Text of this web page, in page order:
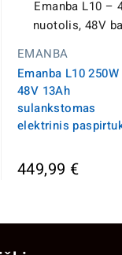
EMANBA
Emanba L10 250W
48V 13Ah
sulankstomas
elektrinis
449,99 €